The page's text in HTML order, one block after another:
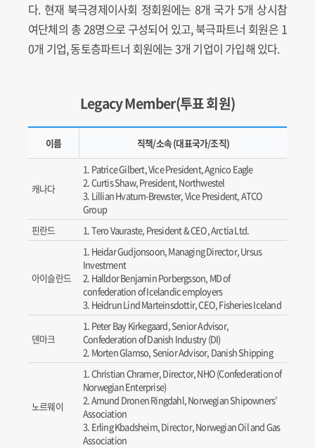
다. 현재 북극경제이사회 정회원에는 8개 국가 5개 상시참
여단체의 총 28명으로 구성되어 있고, 북극파트너 회원은 1
0개 기업, 동토층파트너 회원에는 3개 기업이 가입해 있다.
Legacy Member(투표 회원)
이름 직책/소속 (대표국가/조직)
캐나다
Patrice Gilbert, Vice President, Agnico Eagle
Curtis Shaw, President, Northwestel
Lillian Hvatum-Brewster, Vice President, ATCO
Group
핀란드
Tero Vauraste, President & CEO, Arctia Ltd.
아이슬란드
Heidar Gudjonsoon, Managing Director, Ursus
Investment
Halldor Benjamin Porbergsson, MD of
confederation of Icelandic employers
Heidrun Lind Marteinsdottir, CEO, Fisheries Iceland
덴마크
Peter Bay Kirkegaard, Senior Advisor,
Confederation of Danish Industry (DI)
Morten Glamso, Senior Advisor, Danish Shipping
노르웨이
Christian Chramer, Director, NHO (Confederation of
Norwegian Enterprise)
Amund Dronen Ringdahl, Norwegian Shipowners’
Association
Erling Kbadsheim, Director, Norwegian Oil and Gas
Association